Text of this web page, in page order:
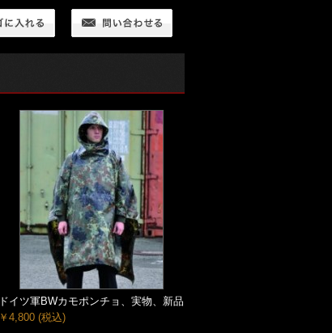
ドイツ軍BWカモポンチョ、実物、新品
￥4,800 (税込)